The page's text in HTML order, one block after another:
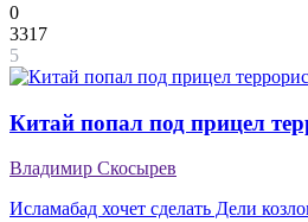
0
3317
5
Китай попал под прицел
Владимир Скосырев
Исламабад хочет сделать Дели